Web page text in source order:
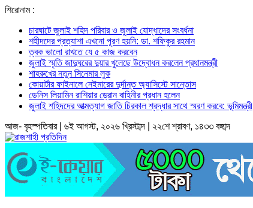
শিরোনাম :
চারঘাটে জুলাই শহিদ পরিবার ও জুলাই যোদ্ধাদের সংবর্ধনা
শহীদদের প্রত্যাশা এখনো পূরণ হয়নি: ডা. শফিকুর রহমান
ত্বক ভালো রাখতে যে ৫ কাজ করবেন
জুলাই স্মৃতি জাদুঘরের দুয়ার খুলেছে উদ্বোধন করলেন প্রধানমন্ত্রী
শাহরুখের নতুন সিনেমার লুক
কোয়ার্টার ফাইনালে নেইমারের দুর্দান্ত অ্যাসিস্টে সান্তোস
ডেনিস লিয়ামিন রাশিয়ার ড্রোন বাহিনীর প্রধান হলেন
জুলাই শহিদদের আত্মত্যাগ জাতি চিরকাল শ্রদ্ধার সাথে স্মরণ করবে: ভূমিমন্ত্রী
আজ- বৃহস্পতিবার | ৬ই আগস্ট, ২০২৬ খ্রিস্টাব্দ | ২২শে শ্রাবণ, ১৪৩৩ বঙ্গাব্দ